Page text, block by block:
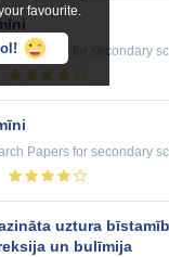
favourite.
Papers
for secondary
Papers for secondary
uztura
un bulīmija